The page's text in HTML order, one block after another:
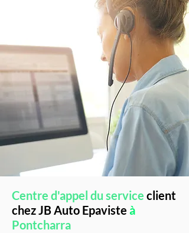
Centre d'appel du service client
chez JB Auto Epaviste à
Pontcharra